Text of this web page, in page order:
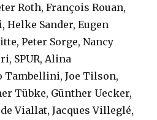
Roth, François Rouan,
Helke Sander, Eugen
Peter Sorge, Nancy
SPUR, Alina
Tambellini, Joe Tilson,
Tübke, Günther Uecker,
Viallat, Jacques Villeglé,